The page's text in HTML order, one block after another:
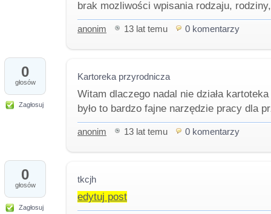
brak mozliwości wpisania rodzaju,
anonim 13 lat temu 0 komentarzy
0
głosów
Zagłosuj
Kartoreka przyrodnicza
Witam dlaczego nadal nie działa
było to bardzo fajne narzędzie pracy dla
anonim 13 lat temu 0 komentarzy
0
głosów
Zagłosuj
tkcjh
edytuj post